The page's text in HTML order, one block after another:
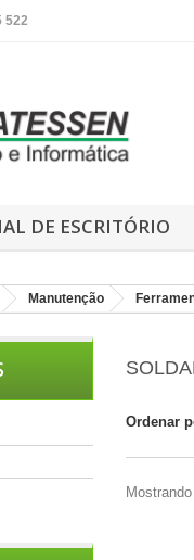
522
DE ESCRITÓRIO
Manutenção
Ordenar